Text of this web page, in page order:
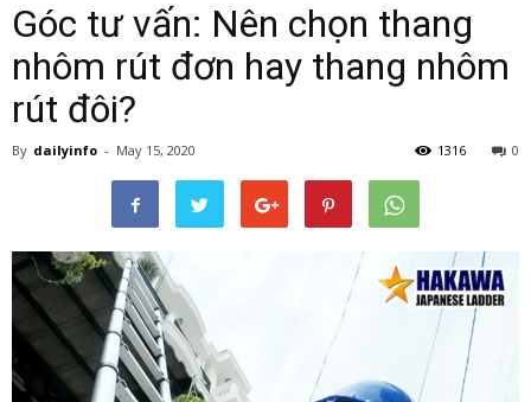
Góc tư vấn: Nên chọn thang
nhôm rút đơn hay thang nhôm
rút đôi?
By dailyinfo - May 15, 2020 0
1316